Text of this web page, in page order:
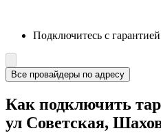
Подключитесь с
Все провайдеры по адресу
Как подключить
ул Советская,